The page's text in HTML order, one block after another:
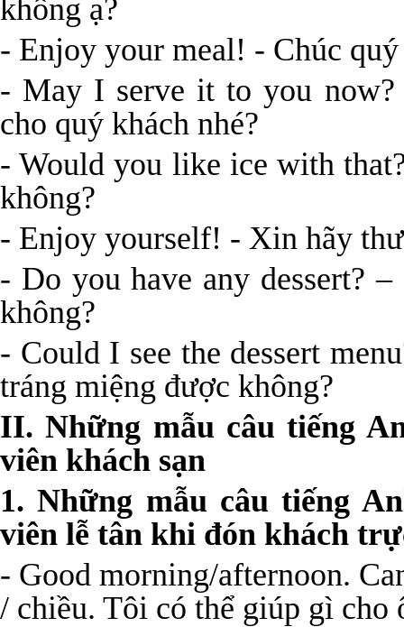
không ạ?
- Enjoy your meal! - Chúc
- May I serve it to you
cho quý khách nhé?
- Would you like ice with
không?
- Enjoy yourself! - Xin hãy
- Do you have any dessert?
không?
- Could I see the dessert
tráng miệng được không?
II. Những mẫu câu tiếng
viên khách sạn
1. Những mẫu câu tiếng
viên lễ tân khi đón khách
- Good morning/afternoon.
/ chiều. Tôi có thể giúp gì cho